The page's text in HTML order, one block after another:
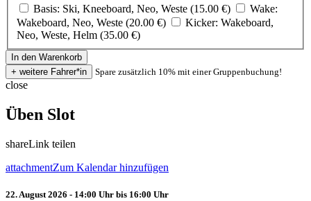
Basis: Ski, Kneeboard, Neo, Weste (15.00 €)
Wake:
Wakeboard, Neo, Weste (20.00 €)
Kicker: Wakeboard,
Neo, Weste, Helm (35.00 €)
Spare zusätzlich 10% mit einer Gruppenbuchung!
close
Üben Slot
shareLink teilen
attachmentZum Kalendar hinzufügen
22. August 2026 - 14:00 Uhr bis 16:00 Uhr